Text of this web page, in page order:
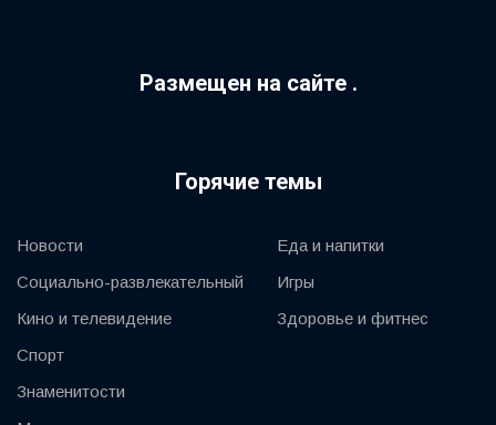
Размещен на сайте .
Горячие темы
Новости
Социально-развлекательный
Кино и телевидение
Спорт
Знаменитости
Еда и напитки
Игры
Здоровье и фитнес